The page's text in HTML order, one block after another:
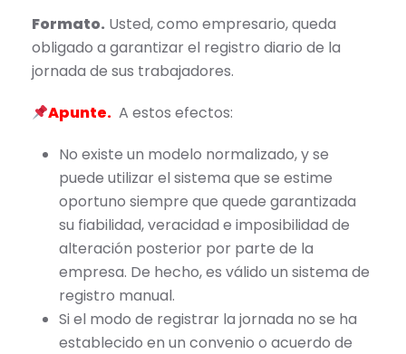
Formato. Usted, como empresario, queda
obligado a garantizar el registro diario de la
jornada de sus trabajadores.
Apunte. A estos efectos:
No existe un modelo normalizado, y se
puede utilizar el sistema que se estime
oportuno siempre que quede garantizada
su fiabilidad, veracidad e imposibilidad de
alteración posterior por parte de la
empresa. De hecho, es válido un sistema de
registro manual.
Si el modo de registrar la jornada no se ha
establecido en un convenio o acuerdo de